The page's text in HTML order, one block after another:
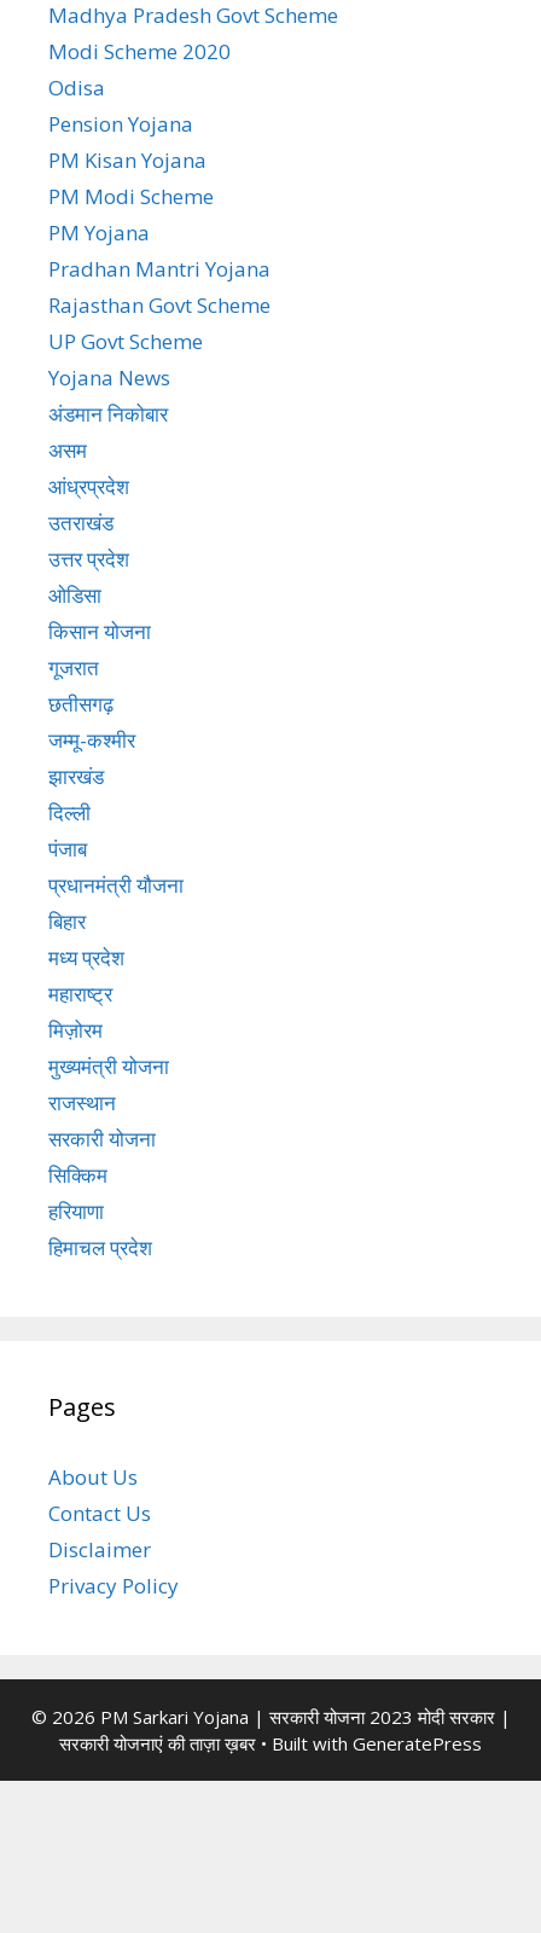
Madhya Pradesh Govt Scheme
Modi Scheme 2020
Odisa
Pension Yojana
PM Kisan Yojana
PM Modi Scheme
PM Yojana
Pradhan Mantri Yojana
Rajasthan Govt Scheme
UP Govt Scheme
Yojana News
अंडमान निकोबार
असम
आंध्रप्रदेश
उतराखंड
उत्तर प्रदेश
ओडिसा
किसान योजना
गूजरात
छतीसगढ़
जम्मू-कश्मीर
झारखंड
दिल्ली
पंजाब
प्रधानमंत्री यौजना
बिहार
मध्य प्रदेश
महाराष्ट्र
मिज़ोरम
मुख्‍यमंत्री योजना
राजस्थान
सरकारी योजना
सिक्किम
हरियाणा
हिमाचल प्रदेश
Pages
About Us
Contact Us
Disclaimer
Privacy Policy
© 2026 PM Sarkari Yojana | सरकारी योजना 2023 मोदी सरकार |
सरकारी योजनाएं की ताज़ा ख़बर • Built with GeneratePress